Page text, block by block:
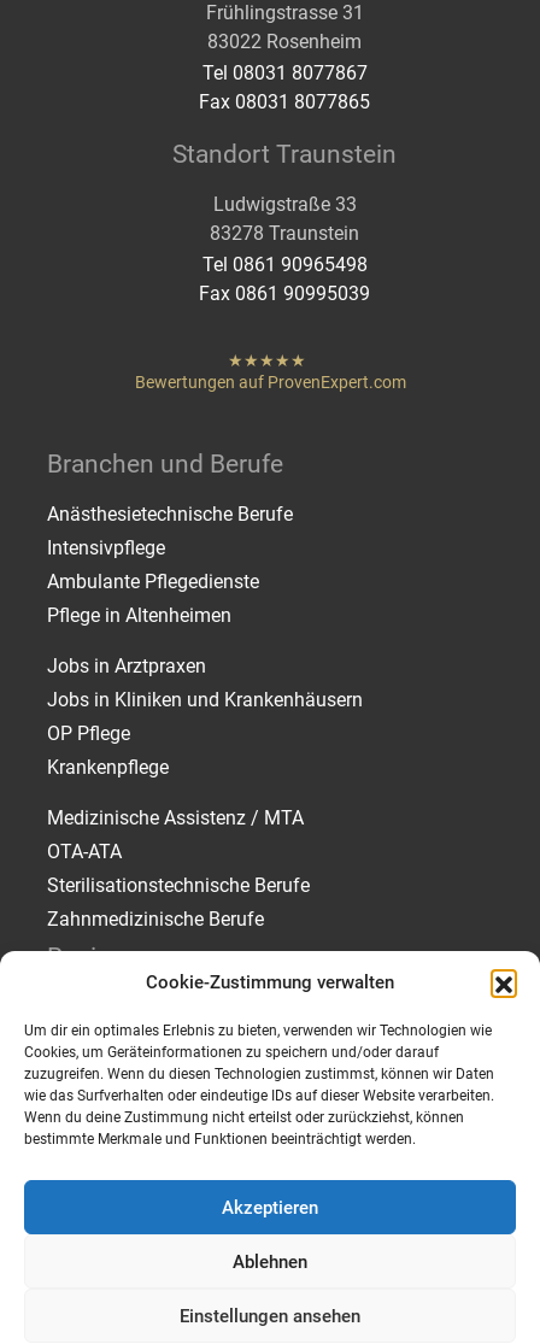
Cookie-Zustimmung verwalten
Um dir ein optimales Erlebnis zu bieten, verwenden wir Technologien wie
Cookies, um Geräteinformationen zu speichern und/oder darauf
zuzugreifen. Wenn du diesen Technologien zustimmst, können wir Daten
wie das Surfverhalten oder eindeutige IDs auf dieser Website verarbeiten.
Wenn du deine Zustimmung nicht erteilst oder zurückziehst, können
bestimmte Merkmale und Funktionen beeinträchtigt werden.
Akzeptieren
Ablehnen
Einstellungen ansehen
Frühlingstrasse 31
83022 Rosenheim
Tel 08031 8077867
Fax 08031 8077865
Standort Traunstein
Ludwigstraße 33
83278 Traunstein
Tel 0861 90965498
Fax 0861 90995039
hat "von
Bewertungen auf ProvenExpert.com
Branchen und Berufe
Anästhesietechnische Berufe
Intensivpflege
Ambulante Pflegedienste
Pflege in Altenheimen
Jobs in Arztpraxen
Jobs in Kliniken und Krankenhäusern
OP Pflege
Krankenpflege
Medizinische Assistenz / MTA
OTA-ATA
Sterilisationstechnische Berufe
Zahnmedizinische Berufe
Regionen
Jobs in Rosenheim
Jobs in Traunstein
Jobs in Starnberg
Barrierefreiheit